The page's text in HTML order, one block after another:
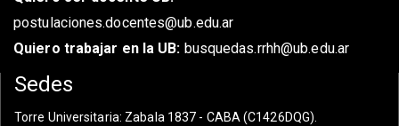
postulaciones.docentes@ub.edu.ar
Quiero trabajar en la UB: busquedas.rrhh@ub.edu.ar
Sedes
Torre Universitaria: Zabala 1837 - CABA (C1426DQG).